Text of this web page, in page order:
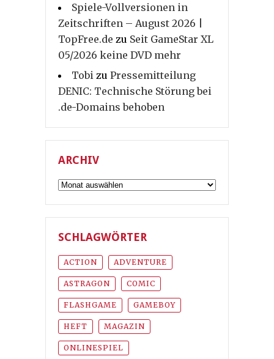
Spiele-Vollversionen in
Zeitschriften – August 2026 |
TopFree.de zu Seit GameStar XL
05/2026 keine DVD mehr
Tobi zu Pressemitteilung
DENIC: Technische Störung bei
.de-Domains behoben
ARCHIV
Archiv
SCHLAGWÖRTER
ACTION ADVENTURE
ASTRAGON COMIC
FLASHGAME GAMEBOY
HEFT MAGAZIN
ONLINESPIEL